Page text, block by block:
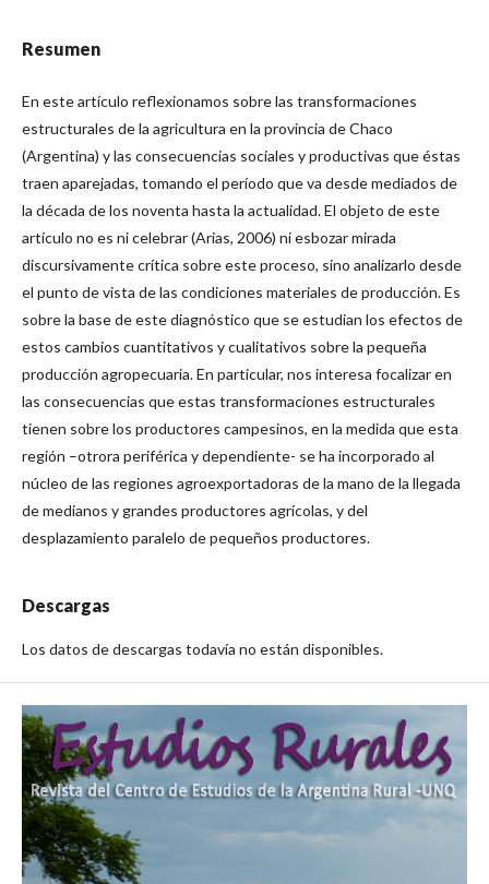
Resumen
En este artículo reflexionamos sobre las transformaciones
estructurales de la agricultura en la provincia de Chaco
(Argentina) y las consecuencias sociales y productivas que éstas
traen aparejadas, tomando el período que va desde mediados de
la década de los noventa hasta la actualidad. El objeto de este
artículo no es ni celebrar (Arias, 2006) ni esbozar mirada
discursivamente crítica sobre este proceso, sino analizarlo desde
el punto de vista de las condiciones materiales de producción. Es
sobre la base de este diagnóstico que se estudian los efectos de
estos cambios cuantitativos y cualitativos sobre la pequeña
producción agropecuaria. En particular, nos interesa focalizar en
las consecuencias que estas transformaciones estructurales
tienen sobre los productores campesinos, en la medida que esta
región –otrora periférica y dependiente- se ha incorporado al
núcleo de las regiones agroexportadoras de la mano de la llegada
de medianos y grandes productores agrícolas, y del
desplazamiento paralelo de pequeños productores.
Descargas
Los datos de descargas todavía no están disponibles.